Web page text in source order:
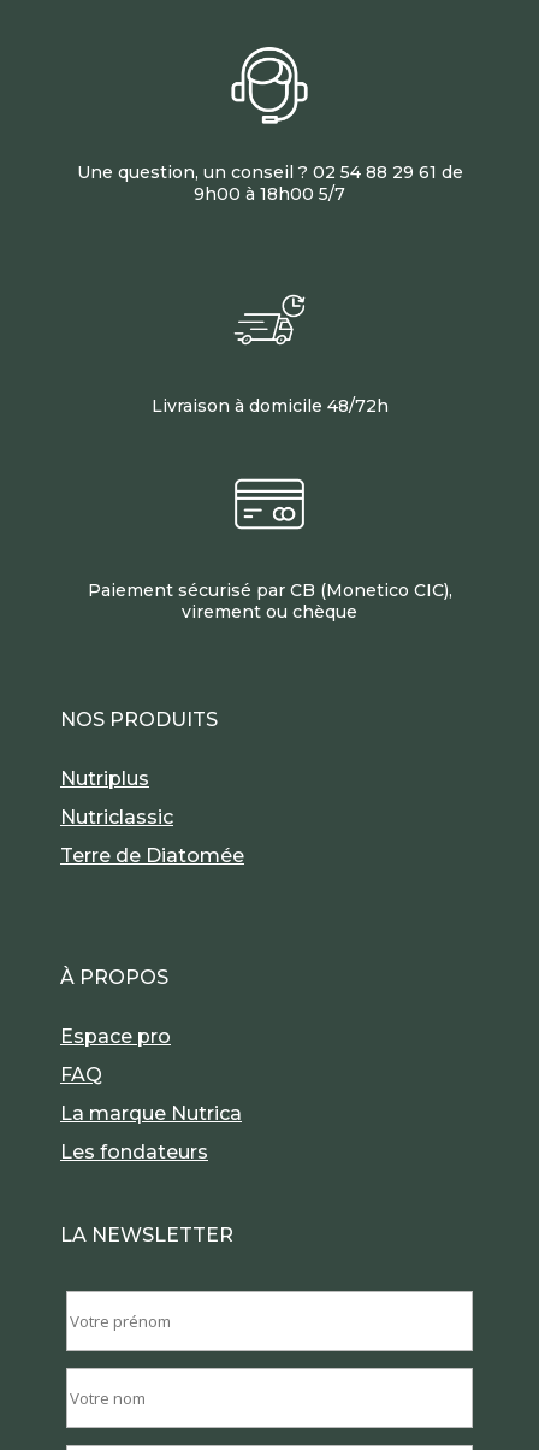
Une question, un conseil ? 02 54 88 29 61 de
9h00 à 18h00 5/7
Livraison à domicile 48/72h
Paiement sécurisé par CB (Monetico CIC),
virement ou chèque
NOS PRODUITS
Nutriplus
Nutriclassic
Terre de Diatomée
À PROPOS
Espace pro
FAQ
La marque Nutrica
Les fondateurs
LA NEWSLETTER